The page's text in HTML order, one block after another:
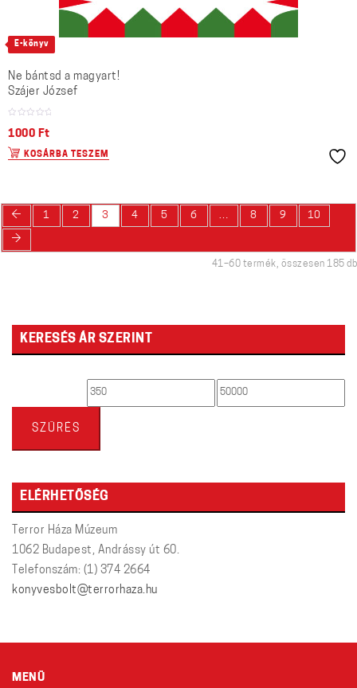
E-könyv
Ne bántsd a magyart!
Szájer József
1000 Ft
KOSÁRBA TESZEM
← 1 2 3 4 5 6 … 8 9 10
→
41–60 termék, összesen 185 db
KERESÉS ÁR SZERINT
Min Max
SZŰRÉS
ELÉRHETŐSÉG
Terror Háza Múzeum
1062 Budapest, Andrássy út 60.
Telefonszám: (1) 374 2664
konyvesbolt@terrorhaza.hu
MENÜ